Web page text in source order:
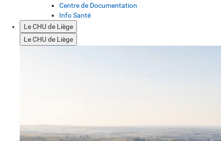
Centre de Documentation
Info Santé
Le CHU de Liège
Le CHU de Liège